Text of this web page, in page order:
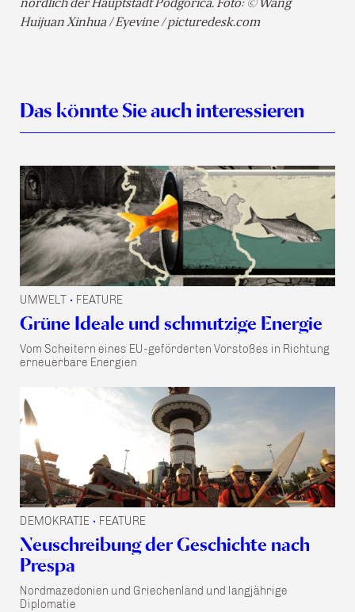
nördlich der Hauptstadt Podgorica. Foto: © Wang
Huijuan Xinhua / Eyevine / picturedesk.com
Das könnte Sie auch interessieren
UMWELT • FEATURE
Grüne Ideale und schmutzige Energie
Vom Scheitern eines EU-geförderten Vorstoßes in Richtung
erneuerbare Energien
DEMOKRATIE • FEATURE
Neuschreibung der Geschichte nach
Prespa
Nordmazedonien und Griechenland und langjährige
Diplomatie